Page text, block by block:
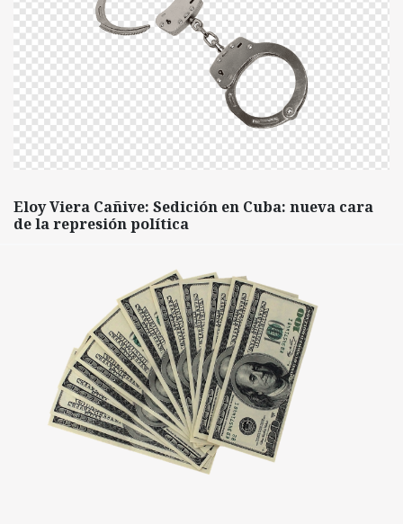
Eloy Viera Cañive: Sedición en Cuba: nueva cara
de la represión política